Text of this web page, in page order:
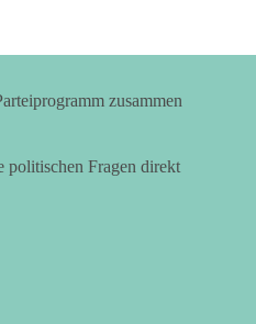
zusammen
politischen Fragen direkt